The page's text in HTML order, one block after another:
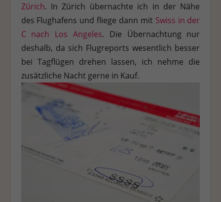
Zürich. In Zürich übernachte ich in der Nähe
des Flughafens und fliege dann mit Swiss in der
C nach Los Angeles. Die Übernachtung nur
deshalb, da sich Flugreports wesentlich besser
bei Tagflügen drehen lassen, ich nehme die
zusätzliche Nacht gerne in Kauf.